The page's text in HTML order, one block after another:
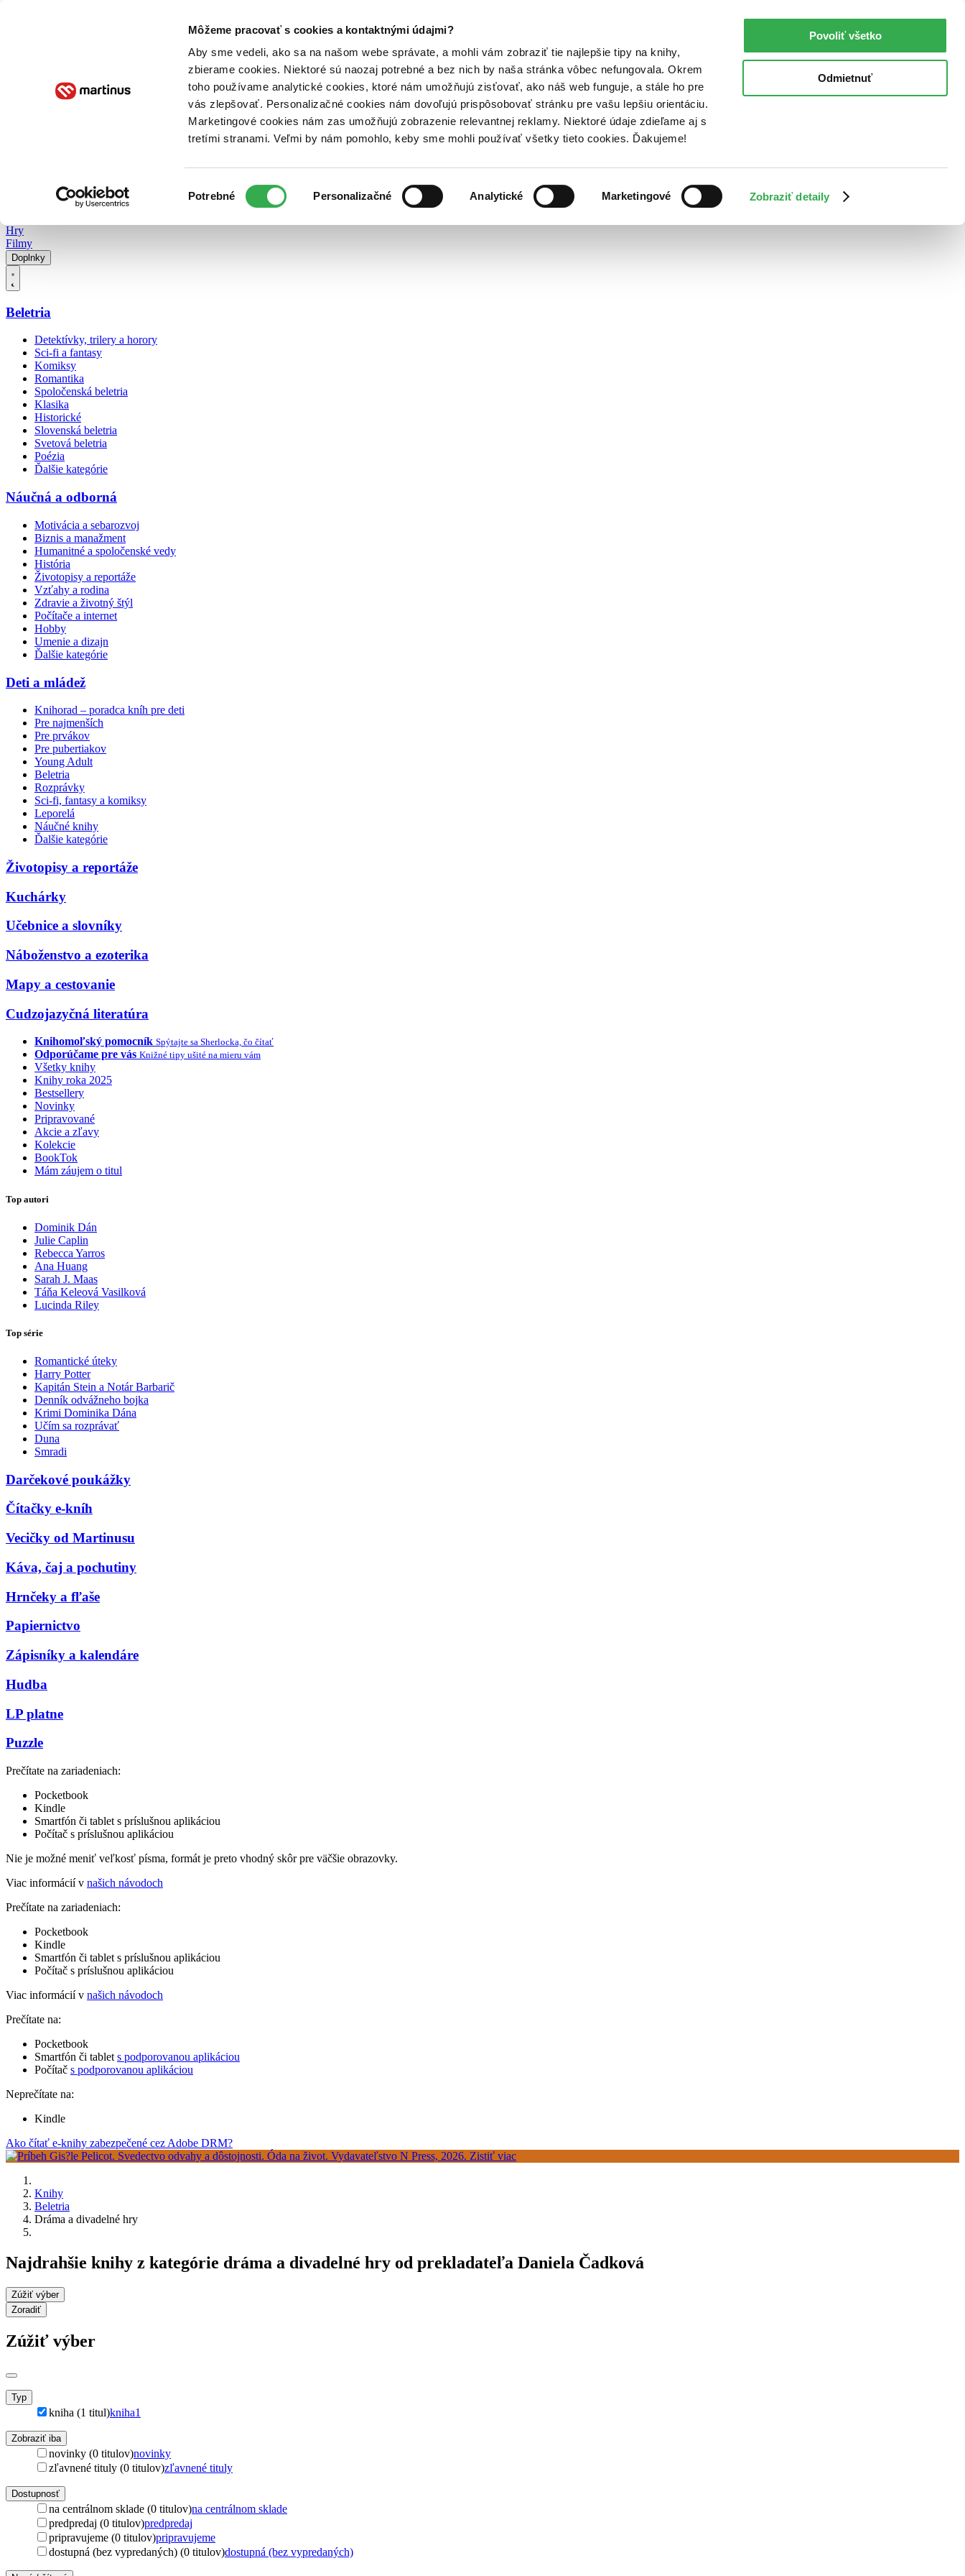
Môžeme pracovať s cookies a kontaktnými údajmi?
Aby sme vedeli, ako sa na našom webe správate, a mohli vám zobraziť tie najlepšie tipy na knihy,
zbierame cookies. Niektoré sú naozaj potrebné a bez nich by naša stránka vôbec nefungovala. Okrem
toho používame analytické cookies, ktoré nám umožňujú zisťovať, ako náš web funguje, a stále ho pre
vás zlepšovať. Personalizačné cookies nám dovoľujú prispôsobovať stránku pre vašu lepšiu orientáciu.
Marketingové cookies nám zas umožňujú zobrazenie relevantnej reklamy. Niektoré údaje zdieľame aj s
tretími stranami. Veľmi by nám pomohlo, keby sme mohli používať všetky tieto cookies. Ďakujeme!
súhlasu
Potrebné Personalizačné Analytické Marketingové Zobraziť detaily
Povoliť všetko
Odmietnuť
Poukážky Kontakt
Hry
Filmy
Doplnky
Beletria
Detektívky, trilery a horory
Sci-fi a fantasy
Komiksy
Romantika
Spoločenská beletria
Klasika
Historické
Slovenská beletria
Svetová beletria
Poézia
Ďalšie kategórie
Náučná a odborná
Motivácia a sebarozvoj
Biznis a manažment
Humanitné a spoločenské vedy
História
Životopisy a reportáže
Vzťahy a rodina
Zdravie a životný štýl
Počítače a internet
Hobby
Umenie a dizajn
Ďalšie kategórie
Deti a mládež
Knihorad – poradca kníh pre deti
Pre najmenších
Pre prvákov
Pre pubertiakov
Young Adult
Beletria
Rozprávky
Sci-fi, fantasy a komiksy
Leporelá
Náučné knihy
Ďalšie kategórie
Životopisy a reportáže
Kuchárky
Učebnice a slovníky
Náboženstvo a ezoterika
Mapy a cestovanie
Cudzojazyčná literatúra
Knihomoľský pomocník Spýtajte sa Sherlocka, čo čítať
Odporúčame pre vás Knižné tipy ušité na mieru vám
Všetky knihy
Knihy roka 2025
Bestsellery
Novinky
Pripravované
Akcie a zľavy
Kolekcie
BookTok
Mám záujem o titul
Top autori
Dominik Dán
Julie Caplin
Rebecca Yarros
Ana Huang
Sarah J. Maas
Táňa Keleová Vasilková
Lucinda Riley
Top série
Romantické úteky
Harry Potter
Kapitán Stein a Notár Barbarič
Denník odvážneho bojka
Krimi Dominika Dána
Učím sa rozprávať
Duna
Smradi
Darčekové poukážky
Čítačky e-kníh
Vecičky od Martinusu
Káva, čaj a pochutiny
Hrnčeky a fľaše
Papiernictvo
Zápisníky a kalendáre
Hudba
LP platne
Puzzle
Prečítate na zariadeniach:
Pocketbook
Kindle
Smartfón či tablet s príslušnou aplikáciou
Počítač s príslušnou aplikáciou
Nie je možné meniť veľkosť písma, formát je preto vhodný skôr pre väčšie obrazovky.
Viac informácií v našich návodoch
Prečítate na zariadeniach:
Pocketbook
Kindle
Smartfón či tablet s príslušnou aplikáciou
Počítač s príslušnou aplikáciou
Viac informácií v našich návodoch
Prečítate na:
Pocketbook
Smartfón či tablet s podporovanou aplikáciou
Počítač s podporovanou aplikáciou
Neprečítate na:
Kindle
Ako čítať e-knihy zabezpečené cez Adobe DRM?
Knihy
Beletria
Dráma a divadelné hry
Najdrahšie knihy z kategórie dráma a divadelné hry od prekladateľa Daniela Čadková
Zúžiť výber
Zoradiť
Zúžiť výber
Typ
kniha (1 titul)kniha1
Zobraziť iba
novinky (0 titulov)novinky
zľavnené tituly (0 titulov)zľavnené tituly
Dostupnosť
na centrálnom sklade (0 titulov)na centrálnom sklade
predpredaj (0 titulov)predpredaj
pripravujeme (0 titulov)pripravujeme
dostupná (bez vypredaných) (0 titulov)dostupná (bez vypredaných)